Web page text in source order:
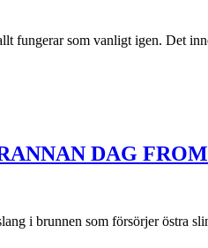
fungerar som vanligt igen. Det
DAG
i brunnen som försörjer östra